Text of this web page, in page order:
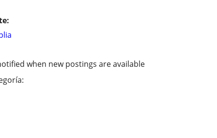
when new postings are available